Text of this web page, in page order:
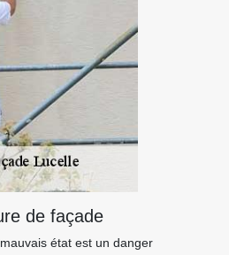
de façade
état est un danger